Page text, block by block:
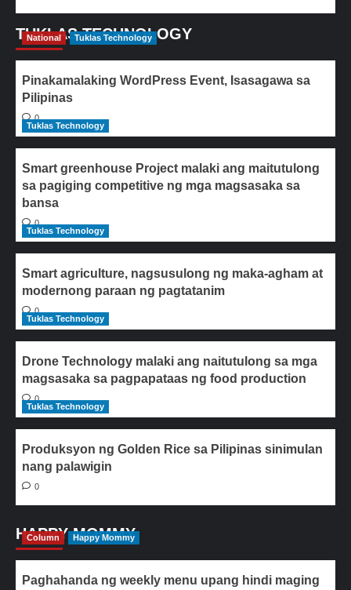
TUKLAS TECHNOLOGY
National Tuklas Technology
Pinakamalaking WordPress Event, Isasagawa sa
Pilipinas
0
Tuklas Technology
Smart greenhouse Project malaki ang maitutulong
sa pagiging competitive ng mga magsasaka sa
bansa
0
Tuklas Technology
Smart agriculture, nagsusulong ng maka-agham at
modernong paraan ng pagtatanim
0
Tuklas Technology
Drone Technology malaki ang naitutulong sa mga
magsasaka sa pagpapataas ng food production
0
Tuklas Technology
Produksyon ng Golden Rice sa Pilipinas sinimulan
nang palawigin
0
HAPPY MOMMY
Column Happy Mommy
Paghahanda ng weekly menu upang hindi maging